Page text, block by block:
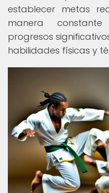
establecer metas
manera
progresos
habilidades físicas y